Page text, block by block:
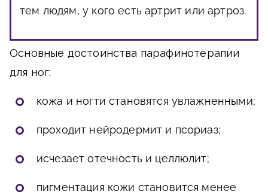
тем людям, у кого есть артрит или артроз.
Основные достоинства парафинотерапии
для ног:
кожа и ногти становятся увлажненными;
проходит нейродермит и псориаз;
исчезает отечность и целлюлит;
пигментация кожи становится менее